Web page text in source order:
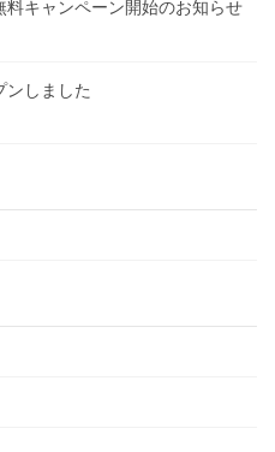
料キャンペーン開始のお知らせ
ンしました